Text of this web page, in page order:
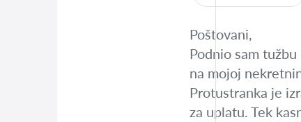
Poštovani,
Podnio sam
na mojoj
Protustranka je
za uplatu. Tek